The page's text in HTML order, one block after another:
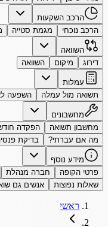
הרכב השקעות
הרכב נוכחי
מגמת סטייה
השוואה
דירוג
מיקום השוואה
עמלות
תשואה מול עמלה
השפעה
מחשבונים
מחשבון תשואה
הפקדה
מה אם עברתי?
בדיקת
מידע נוסף
פרטי הקופה
חברה מנהלת
שאלות נפוצות
אנשים גם
ראשי